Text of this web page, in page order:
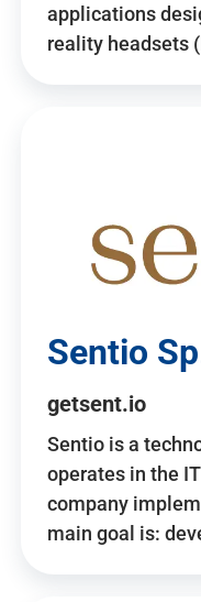
applications
reality headsets
Sentio
getsent.io
Sentio is a
operates in the
company
main goal is: